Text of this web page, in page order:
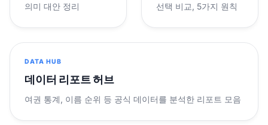
의미 대안 정리
선택 비교, 5가지 원칙
DATA HUB
데이터 리포트 허브
여권 통계, 이름 순위 등 공식 데이터를 분석한 리포트 모음